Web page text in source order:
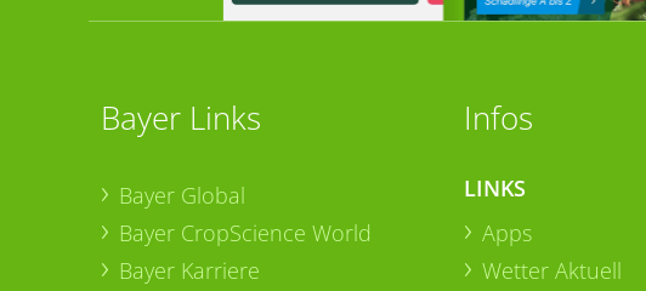
Bayer Links
Bayer Global
Bayer CropScience World
Bayer Karriere
Infos
LINKS
Apps
Wetter Aktuell